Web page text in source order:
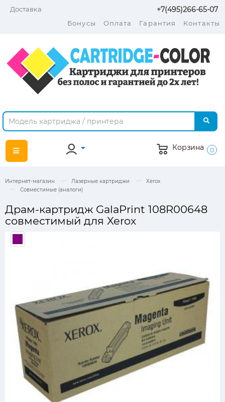
Доставка +7(495)266-65-07
Бонусы Оплата Гарантия Контакты
Корзина 0
Интернет-магазин Лазерные картриджи
Xerox
Совместимые (аналоги)
Драм-картридж GalaPrint 108R00648
совместимый для Xerox